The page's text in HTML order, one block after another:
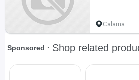
Calama